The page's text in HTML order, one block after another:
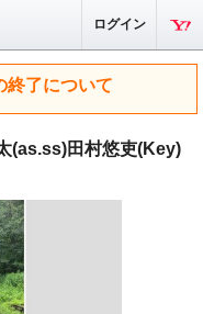
ログイン
終了について
(as.ss)田村悠吏(Key)